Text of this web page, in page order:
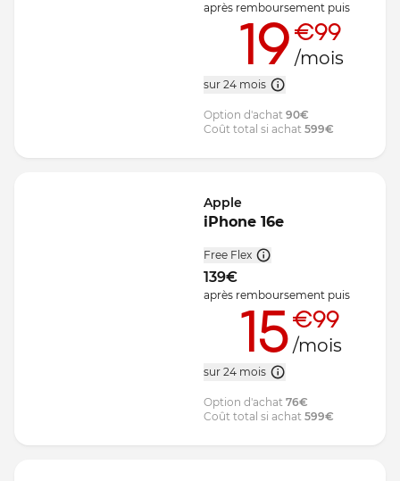
après remboursement puis
19 €99
/mois
sur 24 mois
Option d'achat 90€
Coût total si achat 599€
Apple
iPhone 16e
Free Flex
139€
après remboursement puis
15€99
/mois
sur 24 mois
Option d'achat 76€
Coût total si achat 599€